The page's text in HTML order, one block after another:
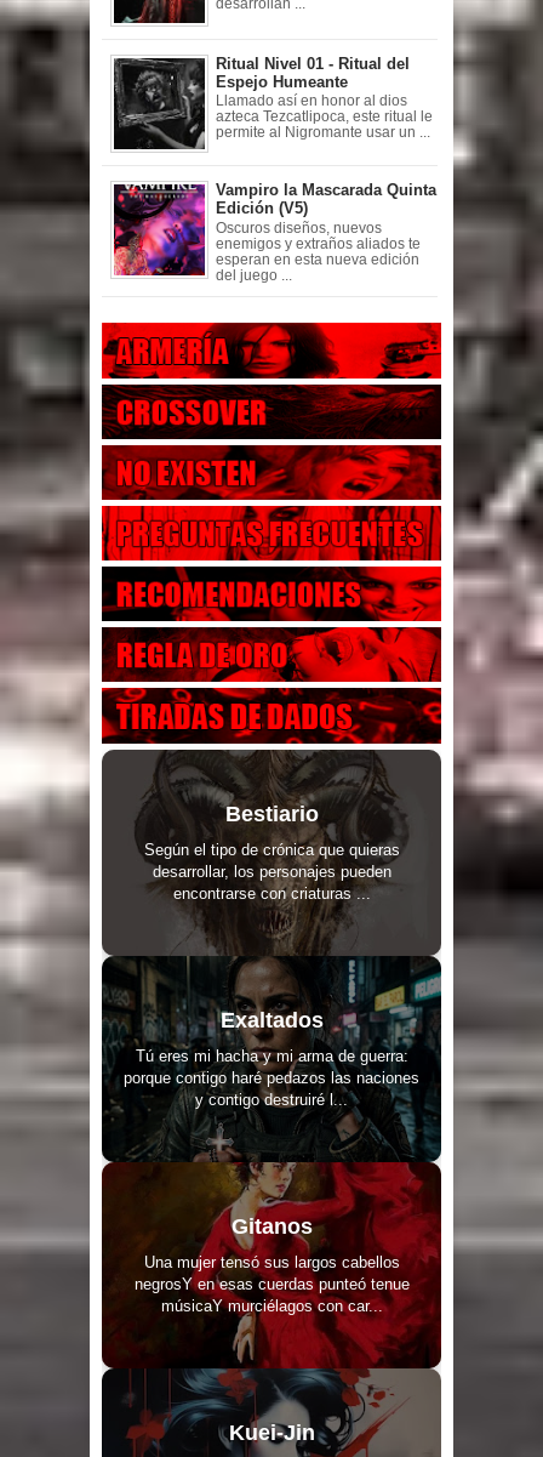
desarrollan ...
Ritual Nivel 01 - Ritual del
Espejo Humeante
Llamado así en honor al dios
azteca Tezcatlipoca, este ritual le
permite al Nigromante usar un ...
Vampiro la Mascarada Quinta
Edición (V5)
Oscuros diseños, nuevos
enemigos y extraños aliados te
esperan en esta nueva edición
del juego ...
Bestiario
Según el tipo de crónica que quieras
desarrollar, los personajes pueden
encontrarse con criaturas ...
Exaltados
Tú eres mi hacha y mi arma de guerra:
porque contigo haré pedazos las naciones
y contigo destruiré l...
Gitanos
Una mujer tensó sus largos cabellos
negrosY en esas cuerdas punteó tenue
músicaY murciélagos con car...
Kuei-Jin